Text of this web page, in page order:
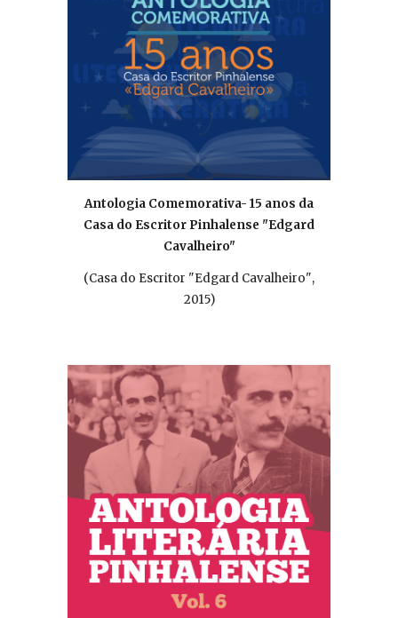
Antologia Comemorativa- 15 anos da
Casa do Escritor Pinhalense "Edgard
Cavalheiro"
(Casa do Escritor "Edgard Cavalheiro",
2015)